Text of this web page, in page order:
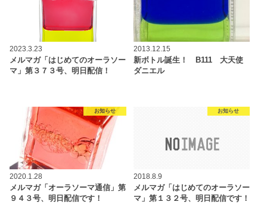
2023.3.23
メルマガ「はじめてのオーラソー
マ」第３７３号、明日配信！
2013.12.15
新ボトル誕生！ B111 大天使
ダニエル
お知らせ
2020.1.28
メルマガ「オーラソーマ通信」第
９４３号、明日配信です！
お知らせ
2018.8.9
メルマガ「はじめてのオーラソー
マ」第１３２号、明日配信です！